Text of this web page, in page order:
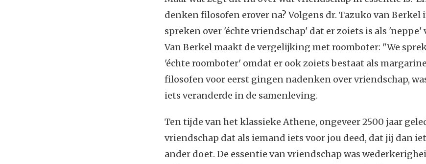
denken filosofen erover na? Volgens dr. Tazuko van
spreken over 'échte vriendschap' dat er zoiets is als 'neppe'
Van Berkel maakt de vergelijking met roomboter: "We
'échte roomboter' omdat er ook zoiets bestaat als
filosofen voor eerst gingen nadenken over vriendschap,
iets veranderde in de samenleving.
Ten tijde van het klassieke Athene, ongeveer 2500 jaar
vriendschap dat als iemand iets voor jou deed, dat jij dan
ander doet. De essentie van vriendschap was